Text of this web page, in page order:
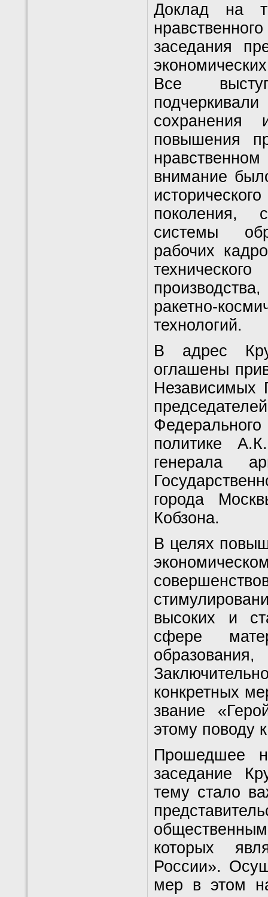
Доклад на
заседания
Все
сохранения
повышения
внимание
поколения,
системы
рабочих
ракетно-
технологий.
В адрес
оглашены
политике
генерала
города
Кобзона.
В целях
высоких и
сфере
конкретных
звание
этому поводу
Прошедшее
заседание
тему стало
которых
России».
мер в этом